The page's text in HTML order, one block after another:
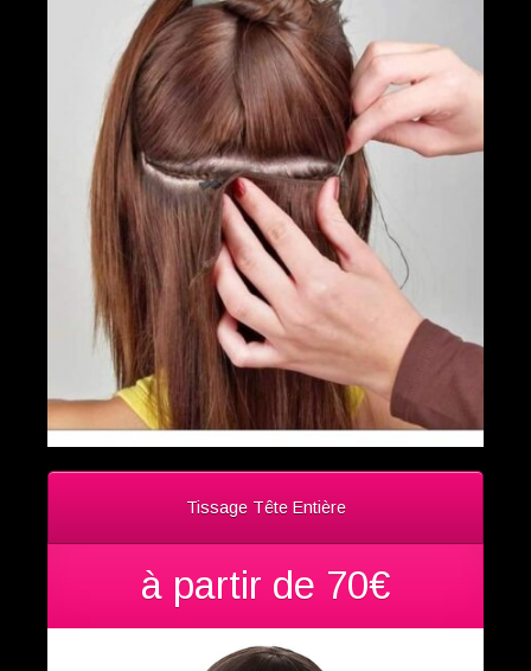
Tissage Tête Entière
à partir de 70€